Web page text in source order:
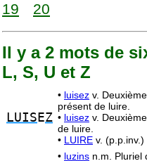
19
20
Il y a 2 mots de
L, S, U et Z
LUIS EZ
• luisez v.
présent de luire.
• luisez v.
de luire.
• LUIRE v. (p.p.inv.)
• luzins n.m. Pluriel